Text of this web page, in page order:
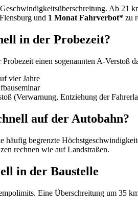
Ab 21
und 1 Monat Fahrverbot* zu
in der Probezeit?
einen sogenannten A-Verstoß
vier Jahre
(Verwarnung, Entziehung der
auf der Autobahn?
häufig begrenzte
rechnen wie auf Landstraßen.
in der Baustelle
Eine Überschreitung um 35